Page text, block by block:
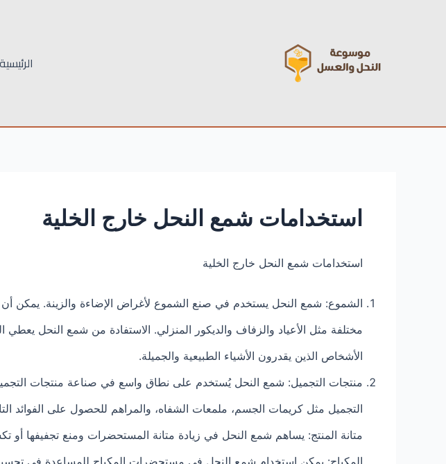
الرئيسية
استخدامات شمع النحل خارج الخلية
استخدامات شمع النحل خارج الخلية
الشموع: شمع النحل يستخدم في صنع الشموع لأغراض الإضاءة والزينة.
مختلفة مثل الأعياد والزفاف والديكور المنزلي. الاستفادة من شمع النحل يعطي
الأشخاص الذين يقدرون الأشياء الطبيعية والجميلة.
منتجات التجميل: شمع النحل يُستخدم على نطاق واسع في صناعة منتجات
التجميل مثل كريمات الجسم، ملمعات الشفاه، والمراهم للحصول على الفوائد
متانة المنتج: يساهم شمع النحل في زيادة متانة المستحضرات ومنع تجفيفها أو
المكياج: يمكن استخدام شمع النحل في مستحضرات المكياج للمساعدة في